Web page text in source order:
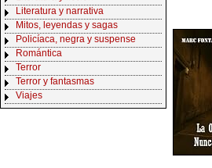
Literatura y narrativa
Mitos, leyendas y sagas
Policíaca, negra y suspense
Romántica
Terror
Terror y fantasmas
Viajes